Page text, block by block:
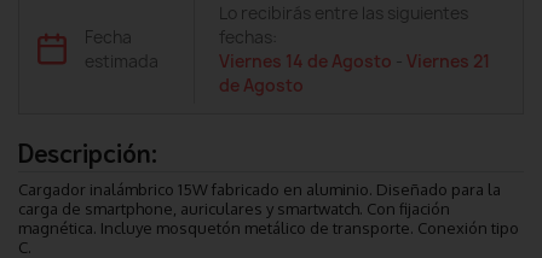
Fecha
estimada
Lo recibirás entre las siguientes
fechas:
Viernes 14 de Agosto -Viernes 21
de Agosto
Descripción:
Cargador inalámbrico 15W fabricado en aluminio. Diseñado para la
carga de smartphone, auriculares y smartwatch. Con fijación
magnética. Incluye mosquetón metálico de transporte. Conexión tipo
C.